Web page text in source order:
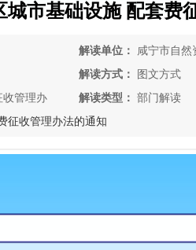
城市基础设施 配套费
解读单位：
咸宁市自然
解读方式：
图文方式
收管理办
解读类型： 部门解读
征收管理办法的通知